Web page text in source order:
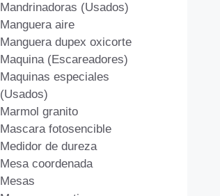
Mandrinadoras (Usados)
Manguera aire
Manguera dupex oxicorte
Maquina (Escareadores)
Maquinas especiales
(Usados)
Marmol granito
Mascara fotosencible
Medidor de dureza
Mesa coordenada
Mesas